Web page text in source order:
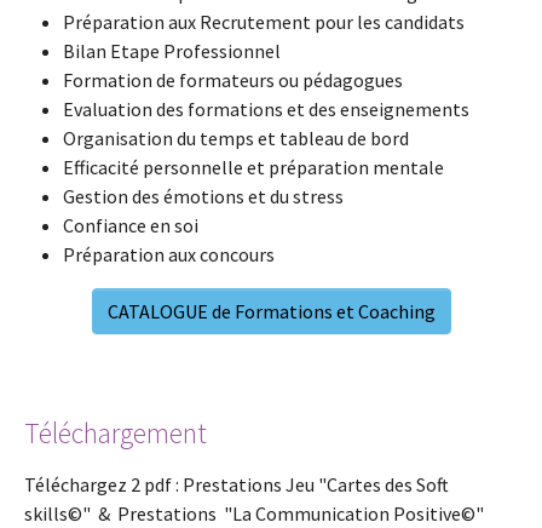
Préparation aux Recrutement pour les candidats
Bilan Etape Professionnel
Formation de formateurs ou pédagogues
Evaluation des formations et des enseignements
Organisation du temps et tableau de bord
Efficacité personnelle et préparation mentale
Gestion des émotions et du stress
Confiance en soi
Préparation aux concours
CATALOGUE de Formations et Coaching
Téléchargement
Téléchargez 2 pdf : Prestations Jeu "Cartes des Soft
skills©" & Prestations "La Communication Positive©"